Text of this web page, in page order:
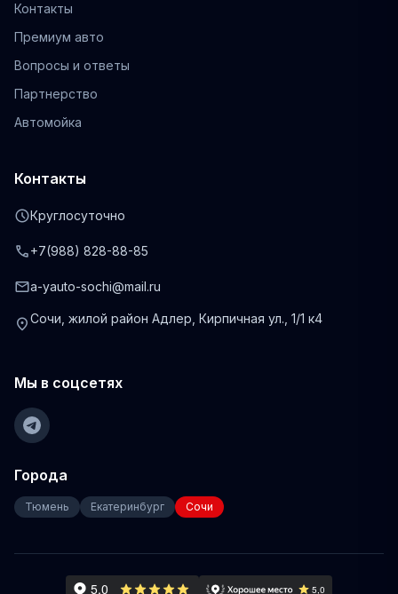
Контакты
Премиум авто
Вопросы и ответы
Партнерство
Автомойка
Контакты
scheduleКруглосуточно
phone+7(988) 828-88-85
maila-yauto-sochi@mail.ru
location_onСочи, жилой район Адлер, Кирпичная ул., 1/1 к4
Мы в соцсетях
Города
Тюмень Екатеринбург Сочи